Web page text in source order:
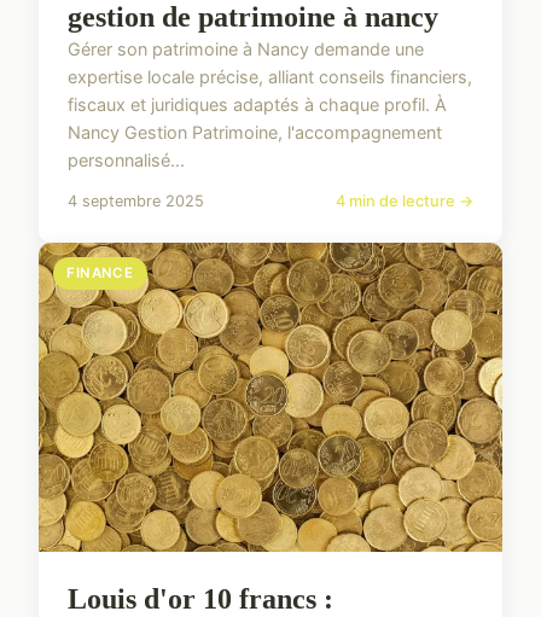
gestion de patrimoine à nancy
Gérer son patrimoine à Nancy demande une
expertise locale précise, alliant conseils financiers,
fiscaux et juridiques adaptés à chaque profil. À
Nancy Gestion Patrimoine, l'accompagnement
personnalisé...
4 septembre 2025 4 min de lecture →
FINANCE
Louis d'or 10 francs :